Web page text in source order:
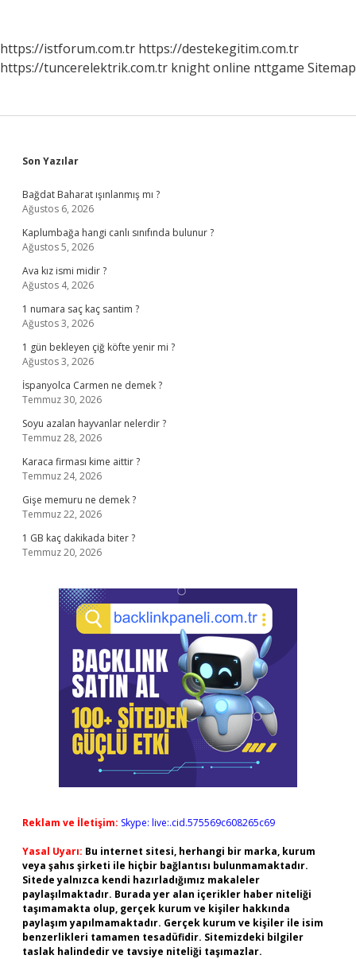
https://istforum.com.tr https://destekegitim.com.tr
https://tuncerelektrik.com.tr knight online nttgame Sitemap
Sidebar
Son Yazılar
Bağdat Baharat ışınlanmış mı ?
Ağustos 6, 2026
Kaplumbağa hangi canlı sınıfında bulunur ?
Ağustos 5, 2026
Ava kız ismi midir ?
Ağustos 4, 2026
1 numara saç kaç santim ?
Ağustos 3, 2026
1 gün bekleyen çiğ köfte yenir mi ?
Ağustos 3, 2026
İspanyolca Carmen ne demek ?
Temmuz 30, 2026
Soyu azalan hayvanlar nelerdir ?
Temmuz 28, 2026
Karaca firması kime aittir ?
Temmuz 24, 2026
Gişe memuru ne demek ?
Temmuz 22, 2026
1 GB kaç dakikada biter ?
Temmuz 20, 2026
Reklam ve İletişim: Skype: live:.cid.575569c608265c69
Yasal Uyarı: Bu internet sitesi, herhangi bir marka, kurum
veya şahıs şirketi ile hiçbir bağlantısı bulunmamaktadır.
Sitede yalnızca kendi hazırladığımız makaleler
paylaşılmaktadır. Burada yer alan içerikler haber niteliği
taşımamakta olup, gerçek kurum ve kişiler hakkında
paylaşım yapılmamaktadır. Gerçek kurum ve kişiler ile isim
benzerlikleri tamamen tesadüfidir. Sitemizdeki bilgiler
taslak halindedir ve tavsiye niteliği taşımazlar.